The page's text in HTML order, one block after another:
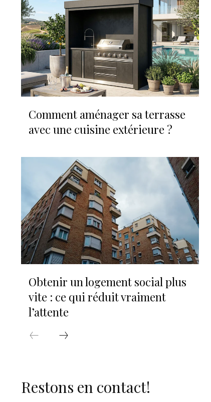
Comment aménager sa terrasse
avec une cuisine extérieure ?
Obtenir un logement social plus
vite : ce qui réduit vraiment
l’attente
Restons en contact!